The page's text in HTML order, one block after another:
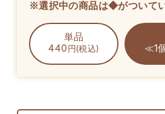
※選択中の商品は◆がついてい
単品
440 円(税込)
≪1